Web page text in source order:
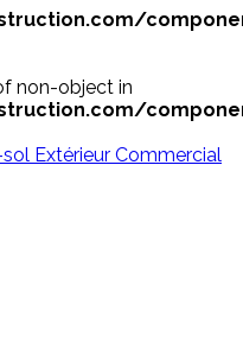
non-object in
Extérieur Commercial